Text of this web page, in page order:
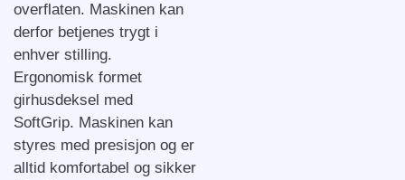
overflaten. Maskinen kan
derfor betjenes trygt i
enhver stilling.
Ergonomisk formet
girhusdeksel med
SoftGrip. Maskinen kan
styres med presisjon og er
alltid komfortabel og sikker